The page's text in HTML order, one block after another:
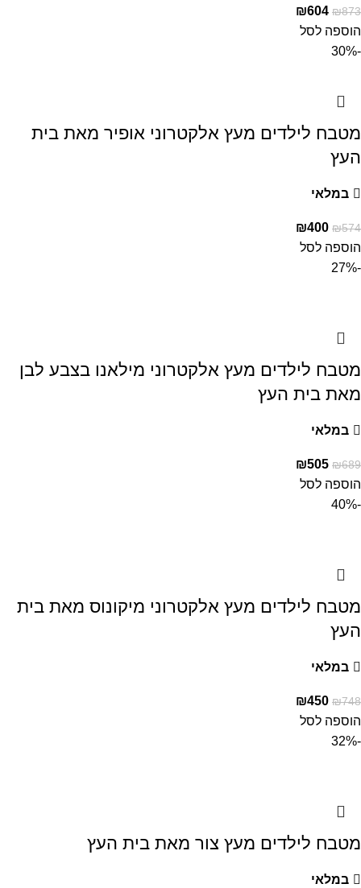
₪873
₪604
הוספה לסל
-30%
מטבח לילדים מעץ אלקטרוני אופיר מאת בית
העץ
במלאי
₪574
₪400
הוספה לסל
-27%
מטבח לילדים מעץ אלקטרוני מילאנו בצבע לבן
מאת בית העץ
במלאי
₪689
₪505
הוספה לסל
-40%
מטבח לילדים מעץ אלקטרוני מיקונוס מאת בית
העץ
במלאי
₪748
₪450
הוספה לסל
-32%
מטבח לילדים מעץ צור מאת בית העץ
במלאי